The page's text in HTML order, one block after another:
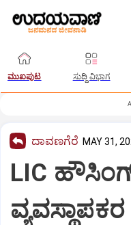
ಮುಖಪುಟ ಸುದ್ದಿ ವಿಭಾಗ
ದಾವಣಗೆರೆ MAY 31,
LIC ಹೌಸಿಂಗ್